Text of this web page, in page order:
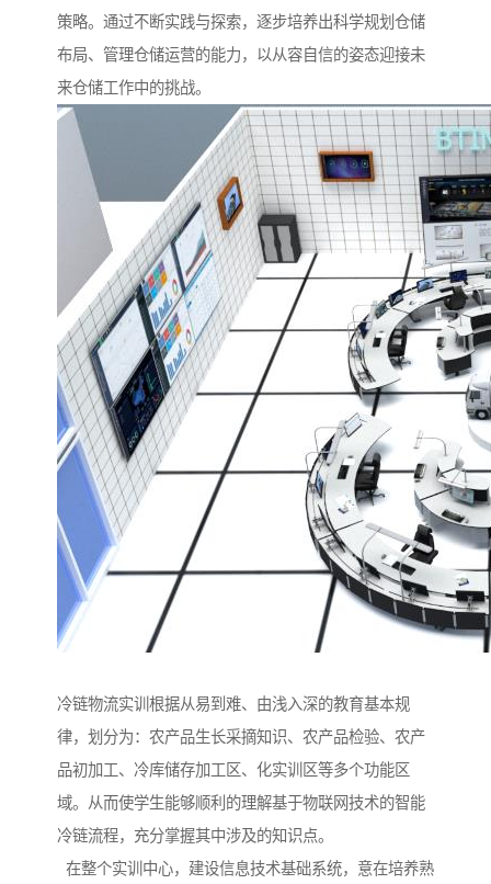
策略。通过不断实践与探索，逐步培养出科学规划仓储
布局、管理仓储运营的能力，以从容自信的姿态迎接未
来仓储工作中的挑战。
冷链物流实训根据从易到难、由浅入深的教育基本规
律，划分为：农产品生长采摘知识、农产品检验、农产
品初加工、冷库储存加工区、化实训区等多个功能区
域。从而使学生能够顺利的理解基于物联网技术的智能
冷链流程，充分掌握其中涉及的知识点。
在整个实训中心，建设信息技术基础系统，意在培养熟